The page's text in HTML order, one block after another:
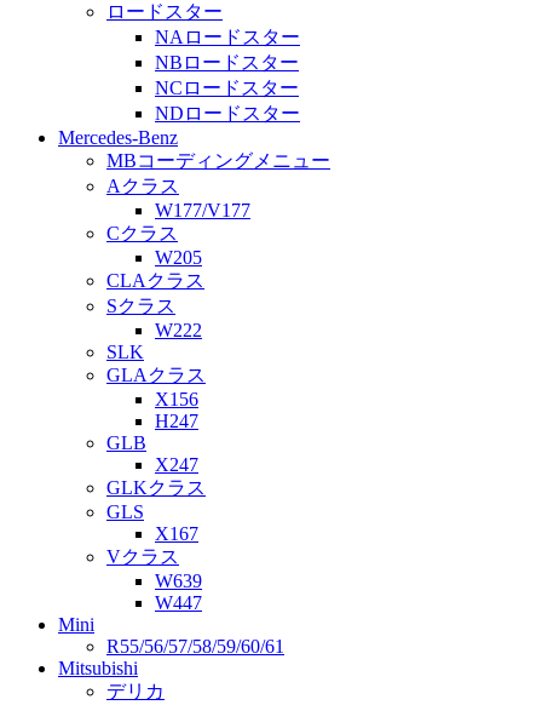
ロードスター
NAロードスター
NBロードスター
NCロードスター
NDロードスター
Mercedes-Benz
MBコーディングメニュー
Aクラス
W177/V177
Cクラス
W205
CLAクラス
Sクラス
W222
SLK
GLAクラス
X156
H247
GLB
X247
GLKクラス
GLS
X167
Vクラス
W639
W447
Mini
R55/56/57/58/59/60/61
Mitsubishi
デリカ